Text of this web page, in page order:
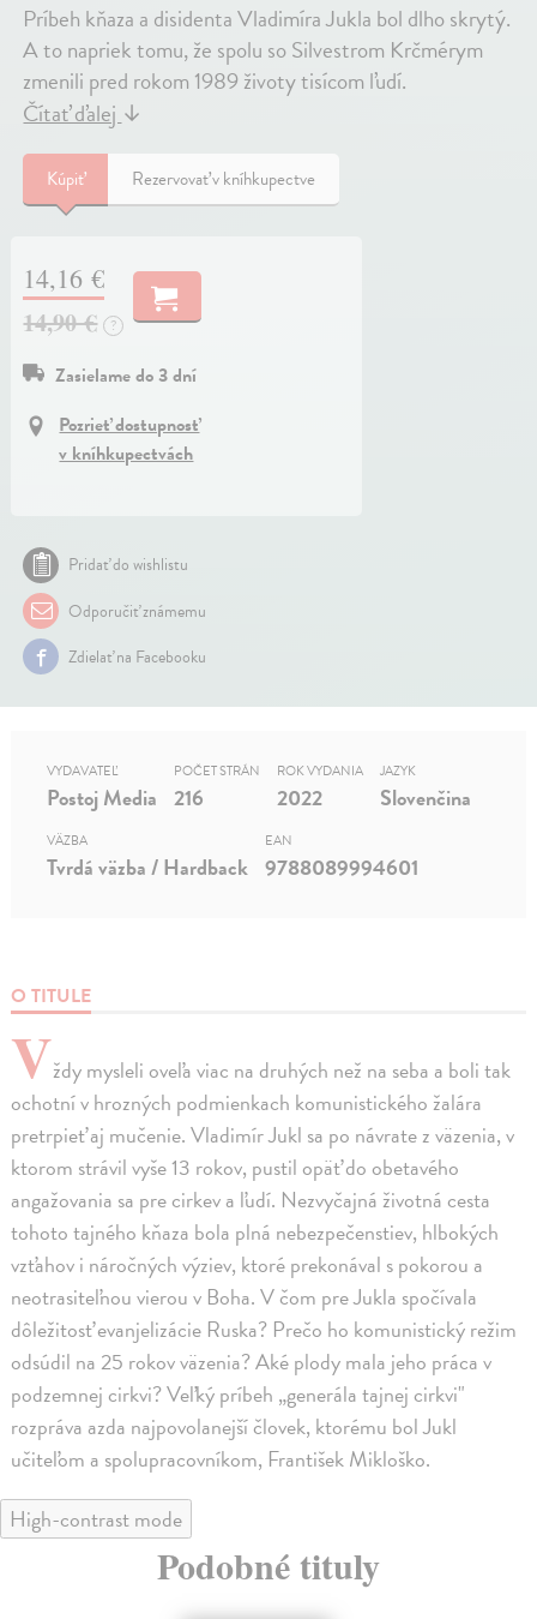
Príbeh kňaza a disidenta Vladimíra Jukla bol dlho skrytý.
A to napriek tomu, že spolu so Silvestrom Krčmérym
zmenili pred rokom 1989 životy tisícom ľudí.
Čítať ďalej↓
Kúpiť Rezervovať v kníhkupectve
14,16 €
14,90 €
?
Zasielame do 3 dní
Pozrieť dostupnosť
v kníhkupectvách
Pridať do wishlistu
Odporučiť známemu
Zdielať na Facebooku
O TITULE
Vždy mysleli oveľa viac na druhých než na seba a boli tak
ochotní v hrozných podmienkach komunistického žalára
pretrpieť aj mučenie. Vladimír Jukl sa po návrate z väzenia, v
ktorom strávil vyše 13 rokov, pustil opäť do obetavého
angažovania sa pre cirkev a ľudí. Nezvyčajná životná cesta
tohoto tajného kňaza bola plná nebezpečenstiev, hlbokých
vzťahov i náročných výziev, ktoré prekonával s pokorou a
neotrasiteľnou vierou v Boha. V čom pre Jukla spočívala
dôležitosť evanjelizácie Ruska? Prečo ho komunistický režim
odsúdil na 25 rokov väzenia? Aké plody mala jeho práca v
podzemnej cirkvi? Veľký príbeh „generála tajnej cirkvi"
rozpráva azda najpovolanejší človek, ktorému bol Jukl
učiteľom a spolupracovníkom, František Mikloško.
VYDAVATEĽ
Postoj Media
POČET STRÁN
216
ROK VYDANIA
2022
JAZYK
Slovenčina
VÄZBA
Tvrdá väzba / Hardback
EAN
9788089994601
High-contrast mode
Podobné tituly